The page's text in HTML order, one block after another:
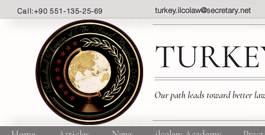
Call:+90 551-135-25-69 turkey.ilcolaw@secretary.net